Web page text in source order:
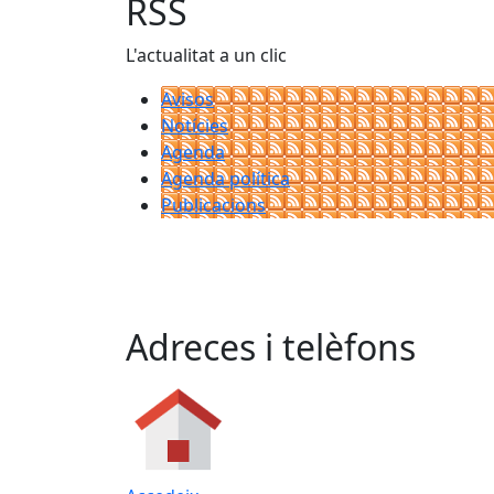
RSS
L'actualitat a un clic
Avisos
Notícies
Agenda
Agenda política
Publicacions
Adreces i telèfons